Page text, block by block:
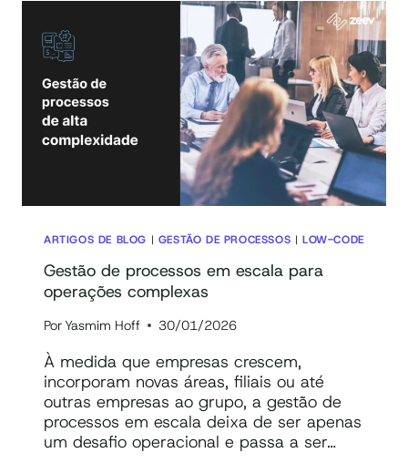
PROCESSOS
USANDO
BPMS
COM
IA
ARTIGOS DE BLOG | GESTÃO DE PROCESSOS |LOW-CODE
Gestão de processos em escala para
operações complexas
Por Yasmim Hoff 30/01/2026
À medida que empresas crescem,
incorporam novas áreas, filiais ou até
outras empresas ao grupo, a gestão de
processos em escala deixa de ser apenas
um desafio operacional e passa a ser…